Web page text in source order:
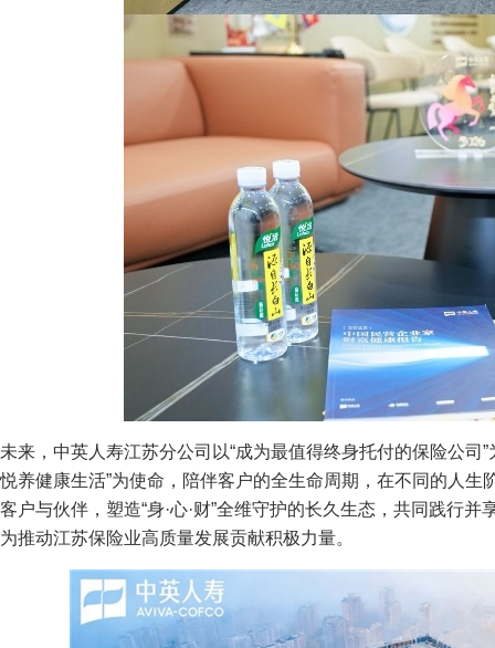
未来，中英人寿江苏分公司以“成为最值得终身托付的保险公司
悦养健康生活”为使命，陪伴客户的全生命周期，在不同的人
客户与伙伴，塑造“身·心·财”全维守护的长久生态，共同践行
为推动江苏保险业高质量发展贡献积极力量。